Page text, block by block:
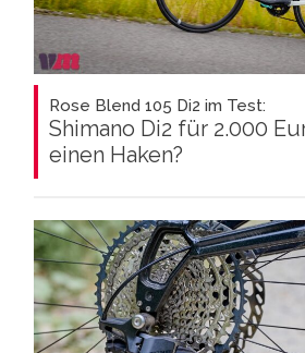
Rose Blend 105 Di2 im Test:
Shimano Di2 für 2.000
einen Haken?